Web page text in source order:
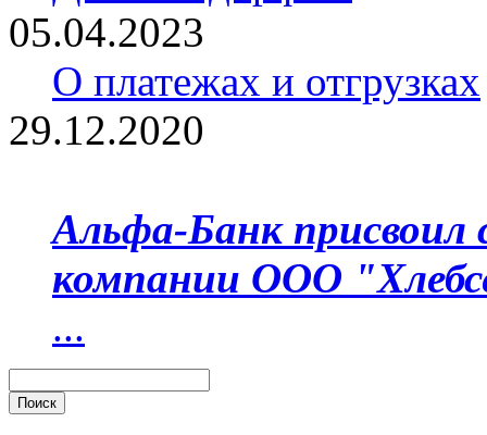
05.04.2023
О платежах и отгрузках
29.12.2020
Альфа-Банк присвоил
компании ООО
...